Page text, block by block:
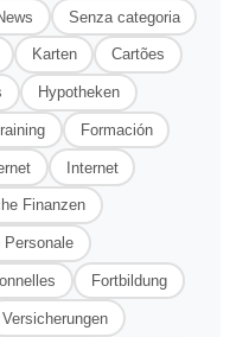
Senza categoria
Karten Cartões
Hypotheken
Formación
Internet
Finanzen
Personale
Fortbildung
Versicherungen